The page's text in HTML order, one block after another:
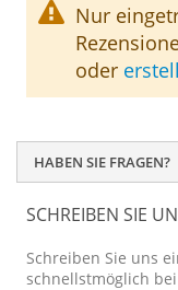
Nur
oder
HABEN SIE FRAGEN?
SCHREIBEN SIE
Schreiben Sie uns
schnellstmöglich